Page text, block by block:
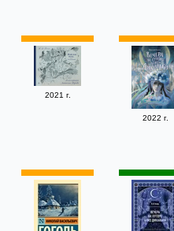
2021 г.
2022 г.